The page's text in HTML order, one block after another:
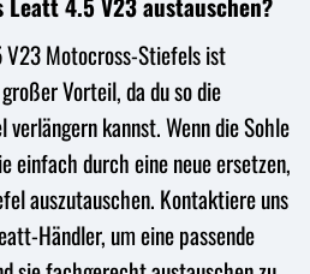
V23 Motocross-Stiefels ist
Vorteil, da du so die
kannst. Wenn die Sohle
einfach durch eine neue ersetzen,
auszutauschen. Kontaktiere uns
Händler, um eine passende